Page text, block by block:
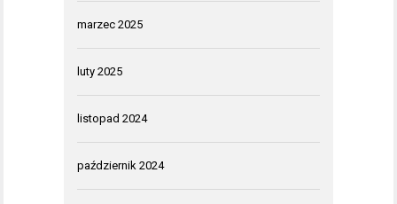
marzec 2025
luty 2025
listopad 2024
październik 2024